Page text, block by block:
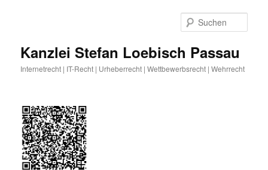
Kanzlei Stefan Loebisch Passau
Internetrecht | IT-Recht | Urheberrecht | Wettbewerbsrecht | Wehrrecht